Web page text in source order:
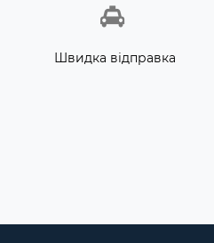
Швидка відправка